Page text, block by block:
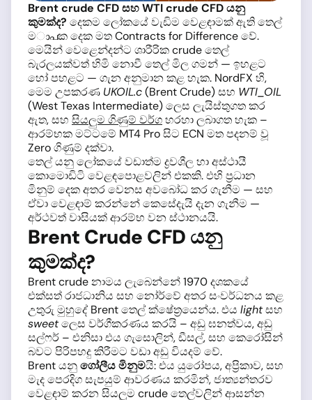
Brent crude CFD සහ WTI crude CFD යනු
කුමක්ද? දෙකම ලෝකයේ වැඩිම වෙළඳාමක් ඇති තෙල්
මാപක දෙක මත Contracts for Difference වේ.
මෙයින් වෙළෙන්දන්ට ශාරීරික crude තෙල්
බැරලයක්වත් හිමි නොවී තෙල් මිල ගමන් — ඉහළට
හෝ පහළට — ගැන අනුමාන කළ හැක. NordFX හි,
මෙම උපකරණ UKOIL.c(Brent Crude) සහ WTI_OIL
(West Texas Intermediate) ලෙස ලැයිස්තුගත කර
ඇත, සහ සියලුම ගිණුම් වර්ගහරහා ලබාගත හැක –
ආරම්භක මට්ටමේ MT4 Pro සිට ECN මත පදනම් වූ
Zero ගිණුම් දක්වා.
තෙල් යනු ලෝකයේ වඩාත්ම ද්‍රවශීල හා අස්ථායී
කොමොඩිටි වෙළඳපොළවලින් එකකි. එහි ප්‍රධාන
මිනුම් දෙක අතර වෙනස අවබෝධ කර ගැනීම — සහ
ඒවා වෙළඳාම් කරන්නේ කෙසේදැයි දැන ගැනීම —
අර්ථවත් වාසියක් ආරම්භ වන ස්ථානයයි.
Brent Crude CFD යනු
කුමක්ද?
Brent crude නාමය ලැබෙන්නේ 1970 දශකයේ
එක්සත් රාජධානිය සහ නෝර්වේ අතර සංවර්ධනය කළ
උතුරු මුහුදේ Brent තෙල් ක්ෂේත්‍රයෙන්ය. එය lightසහ
sweetලෙස වර්ගීකරණය කරයි – අඩු ඝනත්වය, අඩු
සල්ෆර් – එනිසා එය ගැසොලින්, ඩීසල්, සහ කෙරෝසින්
බවට පිරිපහදු කිරීමට වඩා අඩු වියදම් වේ.
Brent යනුගෝලීය මිනුමයි: එය යුරෝපය, අප්‍රිකාව, සහ
මැද පෙරදිග සැපයුම් ආවරණය කරමින්, ජාත්‍යන්තරව
වෙළඳාම් කරන සියලුම crude තෙල්වලින් ආසන්න